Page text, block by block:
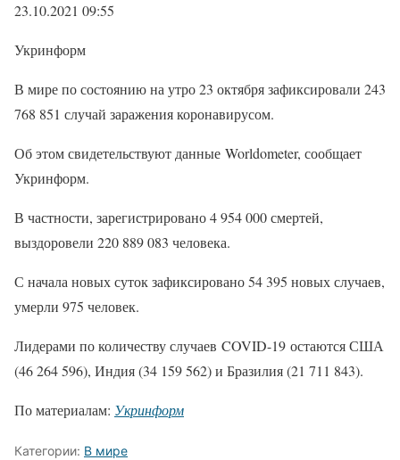
23.10.2021 09:55
Укринформ
В мире по состоянию на утро 23 октября зафиксировали 243
768 851 случай заражения коронавирусом.
Об этом свидетельствуют данные Worldometer, сообщает
Укринформ.
В частности, зарегистрировано 4 954 000 смертей,
выздоровели 220 889 083 человека.
С начала новых суток зафиксировано 54 395 новых случаев,
умерли 975 человек.
Лидерами по количеству случаев COVID-19 остаются США
(46 264 596), Индия (34 159 562) и Бразилия (21 711 843).
По материалам: Укринформ
Категории: В мире